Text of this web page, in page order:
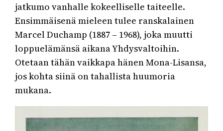
jatkumo vanhalle kokeelliselle taiteelle.
Ensimmäisenä mieleen tulee ranskalainen
Marcel Duchamp (1887 – 1968), joka muutti
loppuelämänsä aikana Yhdysvaltoihin.
Otetaan tähän vaikkapa hänen Mona-Lisansa,
jos kohta siinä on tahallista huumoria
mukana.